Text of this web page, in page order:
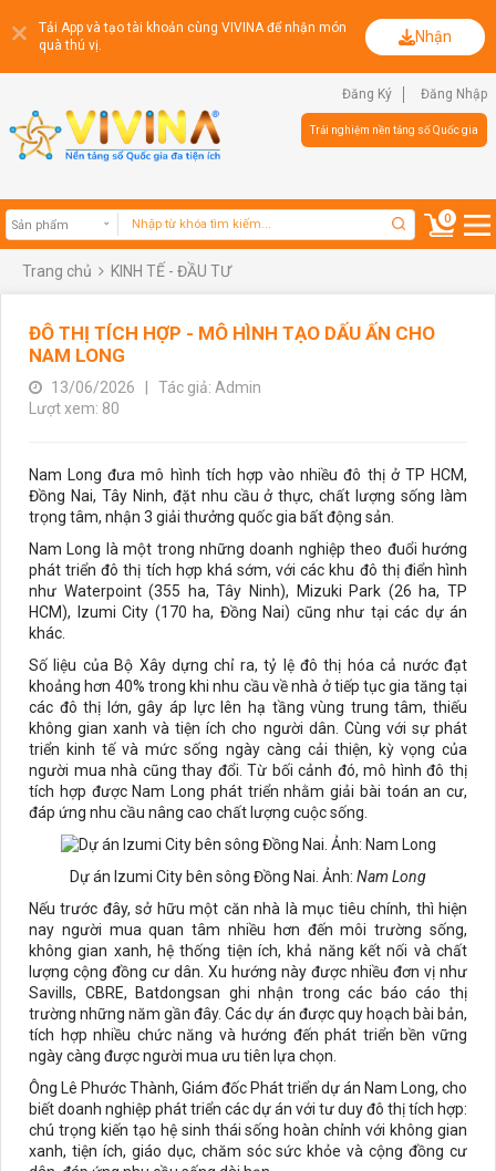
Tải App và tạo tài khoản cùng VIVINA để nhận món
quà thú vị.
Nhận
Đăng Ký Đăng Nhập
Trải nghiệm nền tảng số Quốc gia
Sản phẩm
0
Trang chủ KINH TẾ - ĐẦU TƯ
ĐÔ THỊ TÍCH HỢP - MÔ HÌNH TẠO DẤU ẤN CHO
NAM LONG
13/06/2026
Tác giả: Admin
Lượt xem: 80
Nam Long đưa mô hình tích hợp vào nhiều đô thị ở TP HCM,
Đồng Nai, Tây Ninh, đặt nhu cầu ở thực, chất lượng sống làm
trọng tâm, nhận 3 giải thưởng quốc gia bất động sản.
Nam Long là một trong những doanh nghiệp theo đuổi hướng
phát triển đô thị tích hợp khá sớm, với các khu đô thị điển hình
như Waterpoint (355 ha, Tây Ninh), Mizuki Park (26 ha, TP
HCM), Izumi City (170 ha, Đồng Nai) cũng như tại các dự án
khác.
Số liệu của Bộ Xây dựng chỉ ra, tỷ lệ đô thị hóa cả nước đạt
khoảng hơn 40% trong khi nhu cầu về nhà ở tiếp tục gia tăng tại
các đô thị lớn, gây áp lực lên hạ tầng vùng trung tâm, thiếu
không gian xanh và tiện ích cho người dân. Cùng với sự phát
triển kinh tế và mức sống ngày càng cải thiện, kỳ vọng của
người mua nhà cũng thay đổi. Từ bối cảnh đó, mô hình đô thị
tích hợp được Nam Long phát triển nhằm giải bài toán an cư,
đáp ứng nhu cầu nâng cao chất lượng cuộc sống.
Dự án Izumi City bên sông Đồng Nai. Ảnh: Nam Long
Nếu trước đây, sở hữu một căn nhà là mục tiêu chính, thì hiện
nay người mua quan tâm nhiều hơn đến môi trường sống,
không gian xanh, hệ thống tiện ích, khả năng kết nối và chất
lượng cộng đồng cư dân. Xu hướng này được nhiều đơn vị như
Savills, CBRE, Batdongsan ghi nhận trong các báo cáo thị
trường những năm gần đây. Các dự án được quy hoạch bài bản,
tích hợp nhiều chức năng và hướng đến phát triển bền vững
ngày càng được người mua ưu tiên lựa chọn.
Ông Lê Phước Thành, Giám đốc Phát triển dự án Nam Long, cho
biết doanh nghiệp phát triển các dự án với tư duy đô thị tích hợp:
chú trọng kiến tạo hệ sinh thái sống hoàn chỉnh với không gian
xanh, tiện ích, giáo dục, chăm sóc sức khỏe và cộng đồng cư